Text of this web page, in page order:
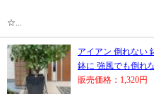
☆...
アイアン 倒れない
鉢に 強風でも倒れ
販売価格：1,320円